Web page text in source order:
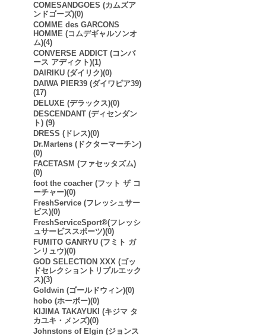
COMESANDGOES (カムズア
ンドゴーズ)(0)
COMME des GARCONS
HOMME (コムデギャルソンオ
ム)(4)
CONVERSE ADDICT (コンバ
ース アディクト)(1)
DAIRIKU (ダイリク)(0)
DAIWA PIER39 (ダイワピア39)
(17)
DELUXE (デラックス)(0)
DESCENDANT (ディセンダン
ト) (9)
DRESS (ドレス)(0)
Dr.Martens (ドクターマーチン)
(0)
FACETASM (ファセッタズム)
(0)
foot the coacher (フット ザ コ
ーチャー)(0)
FreshService (フレッシュサー
ビス)(0)
FreshServiceSport®︎(フレッシ
ュサービススポーツ)(0)
FUMITO GANRYU (フミト ガ
ンリュウ)(0)
GOD SELECTION XXX (ゴッ
ドセレクショントリプルエック
ス)(3)
Goldwin (ゴールドウィン)(0)
hobo (ホーボー)(0)
KIJIMA TAKAYUKI (キジマ タ
カユキ・メンズ)(0)
Johnstons of Elgin (ジョンス